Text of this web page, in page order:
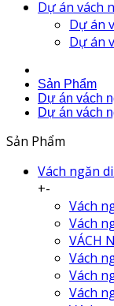
Dự án vách
Dự án
Dự án
Sản Phẩm
Dự án vách
Dự án vách
Sản Phẩm
Vách ngăn
+-
Vách
Vách
VÁCH
Vách
Vách
Vách